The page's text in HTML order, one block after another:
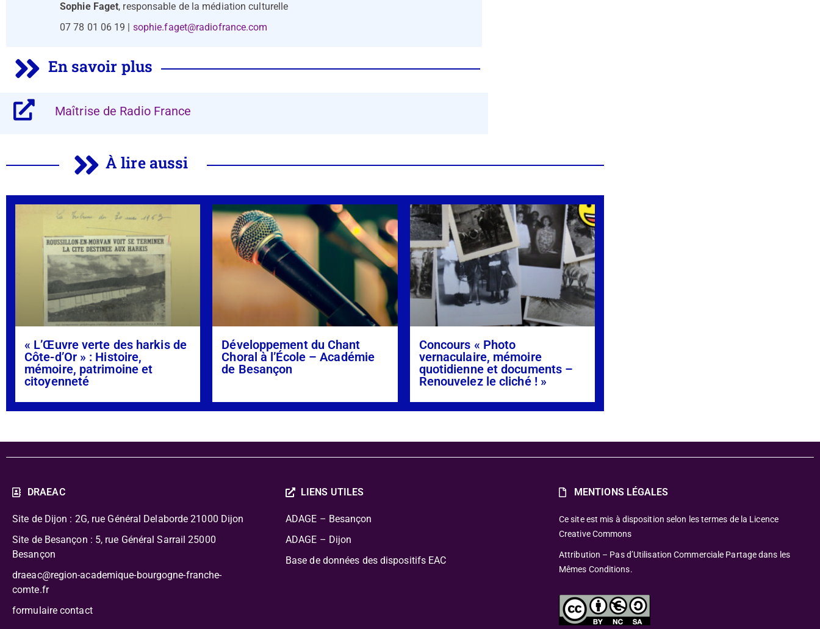
Sophie Faget, responsable de la médiation culturelle
07 78 01 06 19 | sophie.faget@radiofrance.com
En savoir plus
Maîtrise de Radio France
À lire aussi
« L’Œuvre verte des harkis de
Côte-d’Or » : Histoire,
mémoire, patrimoine et
citoyenneté
Développement du Chant
Choral à l’École – Académie
de Besançon
Concours « Photo
vernaculaire, mémoire
quotidienne et documents –
Renouvelez le cliché ! »
DRAEAC
Site de Dijon : 2G, rue Général Delaborde 21000 Dijon
Site de Besançon : 5, rue Général Sarrail 25000
Besançon
draeac@region-academique-bourgogne-franche-
comte.fr
formulaire contact
LIENS UTILES
ADAGE – Besançon
ADAGE – Dijon
Base de données des dispositifs EAC
MENTIONS LÉGALES
Ce site est mis à disposition selon les termes de la Licence
Creative Commons
Attribution – Pas d’Utilisation Commerciale Partage dans les
Mêmes Conditions.